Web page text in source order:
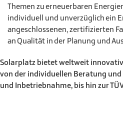
Themen zu erneuerbaren
individuell und unverzüglich ein
angeschlossenen, zertifizierten
an Qualität in der Planung und
Solarplatz bietet weltweit
von der individuellen Beratung
und Inbetriebnahme, bis hin zur